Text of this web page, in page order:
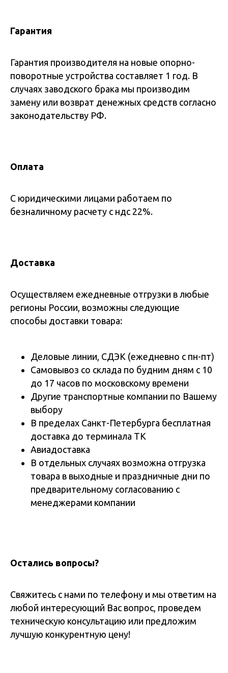
Гарантия
Гарантия производителя на новые опорно-
поворотные устройства составляет 1 год. В
случаях заводского брака мы производим
замену или возврат денежных средств согласно
законодательству РФ.
Оплата
С юридическими лицами работаем по
безналичному расчету с ндс 22%.
Доставка
Осуществляем ежедневные отгрузки в любые
регионы России, возможны следующие
способы доставки товара:
Деловые линии, СДЭК (ежедневно с пн-пт)
Самовывоз со склада по будним дням с 10
до 17 часов по московскому времени
Другие транспортные компании по Вашему
выбору
В пределах Санкт-Петербурга бесплатная
доставка до терминала ТК
Авиадоставка
В отдельных случаях возможна отгрузка
товара в выходные и праздничные дни по
предварительному согласованию с
менеджерами компании
Остались вопросы?
Свяжитесь с нами по телефону и мы ответим на
любой интересующий Вас вопрос, проведем
техническую консультацию или предложим
лучшую конкурентную цену!